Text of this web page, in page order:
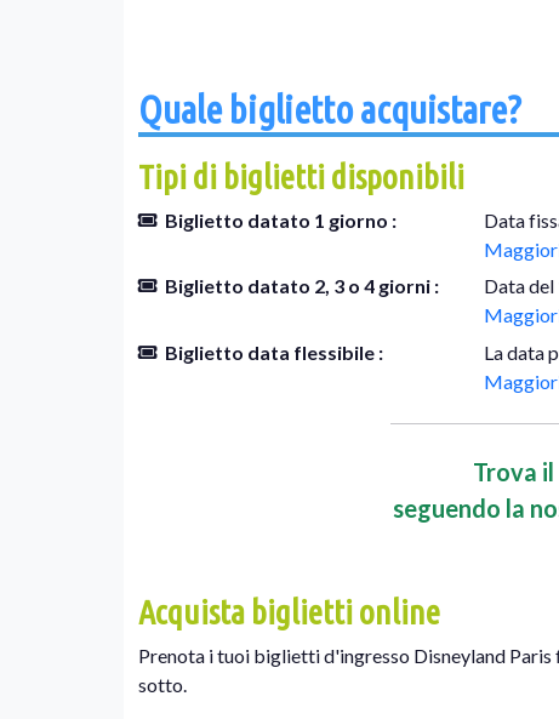
Quale biglietto acquistare?
Tipi di biglietti disponibili
Biglietto datato 1 giorno :
Data
Biglietto datato 2, 3 o 4 giorni :
Data del
Biglietto data flessibile :
La data
Trova
seguendo la
Acquista biglietti online
Prenota i tuoi biglietti d'ingresso Disneyland
sotto.